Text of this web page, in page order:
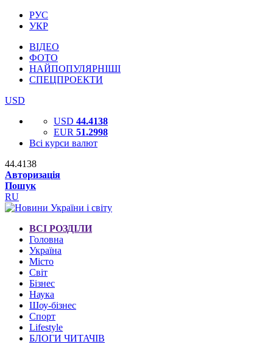
РУС
УКР
ВІДЕО
ФОТО
НАЙПОПУЛЯРНІШІ
СПЕЦПРОЕКТИ
USD
USD 44.4138
EUR 51.2998
Всі курси валют
44.4138
Авторизація
Пошук
RU
ВСІ РОЗДІЛИ
Головна
Україна
Місто
Світ
Бізнес
Наука
Шоу-бізнес
Спорт
Lifestyle
БЛОГИ ЧИТАЧІВ